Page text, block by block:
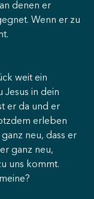
denen er
Wenn er zu
weit ein
Jesus in dein
er da und er
erleben
neu, dass er
ganz neu,
uns kommt.